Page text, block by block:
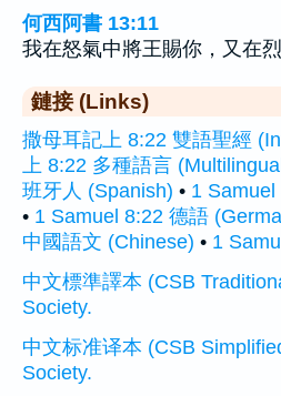
何西阿書 13:11
我在怒氣中將王賜你，又在
鏈接 (Links)
撒母耳記上 8:22 雙語聖經
上 8:22 多種語言
班牙人 (Spanish) • 1
• 1 Samuel 8:22 德語
中國語文 (Chinese) • 1
中文標準譯本 (CSB
Society.
中文标准译本 (CSB
Society.